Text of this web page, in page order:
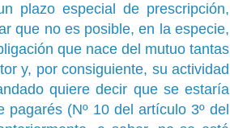
plazo especial de prescripción,
que no es posible, en la especie,
que nace del mutuo tantas
y, por consiguiente, su actividad
quiere decir que se estaría
(Nº 10 del artículo 3º del